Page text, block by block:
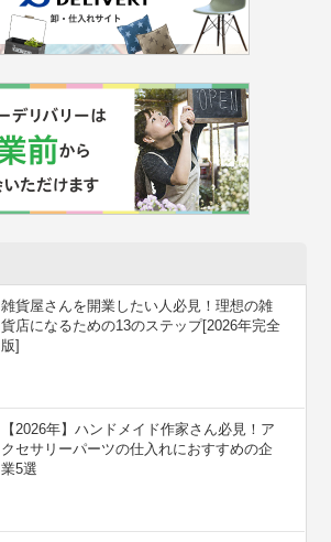
雑貨屋さんを開業したい人必見！理想の雑
貨店になるための13のステップ[2026年完全
版]
【2026年】ハンドメイド作家さん必見！ア
クセサリーパーツの仕入れにおすすめの企
業5選